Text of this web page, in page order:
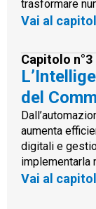
trasformare
Vai al
Capitolo n°3
del
aumenta
digitali e
implementarla
Vai al